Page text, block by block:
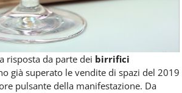
risposta da parte dei birrifici
già superato le vendite di spazi del 2019
pulsante della manifestazione. Da